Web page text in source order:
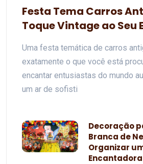
Festa Tema Carros
Toque Vintage ao Seu
Uma festa temática de carros
exatamente o que você está
encantar entusiastas do mundo
um ar de sofisti
Decoração
Branca de
Organizar
Encantadora